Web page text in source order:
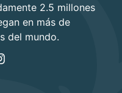
2.5 millones
en más de
del mundo.